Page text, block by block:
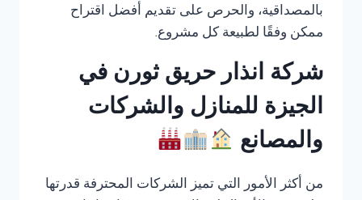
بالمصداقية، والحرص على تقديم أفضل اقتراح
ممكن وفقًا لطبيعة كل مشروع.
شركة انذار حريق ثورن في
الجيزة للمنازل والشركات
والمصانع
من أكثر الأمور التي تميز الشركات المحترفة قدرتها